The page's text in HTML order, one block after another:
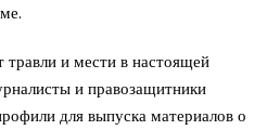
и мести в настоящей
и правозащитники
для выпуска материалов о